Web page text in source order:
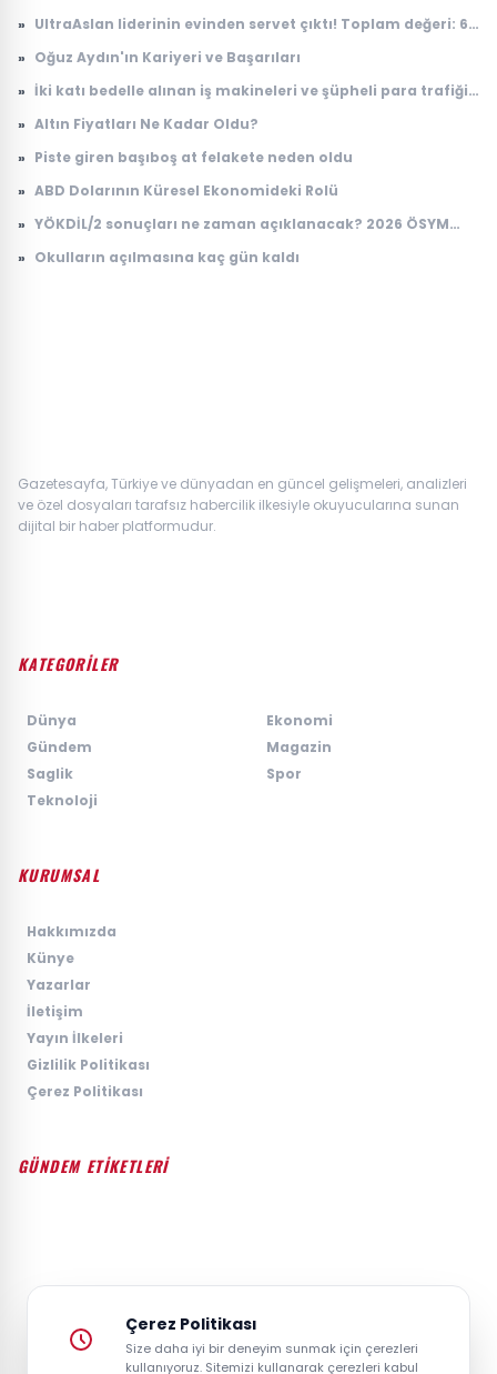
» UltraAslan liderinin evinden servet çıktı! Toplam değeri: 65
» Oğuz Aydın'ın Kariyeri ve Başarıları
» İki katı bedelle alınan iş makineleri ve şüpheli para trafiği
» Altın Fiyatları Ne Kadar Oldu?
» Piste giren başıboş at felakete neden oldu
» ABD Dolarının Küresel Ekonomideki Rolü
» YÖKDİL/2 sonuçları ne zaman açıklanacak? 2026 ÖSYM
» Okulların açılmasına kaç gün kaldı
Gazetesayfa, Türkiye ve dünyadan en güncel gelişmeleri, analizleri
ve özel dosyaları tarafsız habercilik ilkesiyle okuyucularına sunan
dijital bir haber platformudur.
KATEGORİLER
Dünya
Ekonomi
Gündem
Magazin
Saglik
Spor
Teknoloji
KURUMSAL
Hakkımızda
Künye
Yazarlar
İletişim
Yayın İlkeleri
Gizlilik Politikası
Çerez Politikası
GÜNDEM ETİKETLERİ
Çerez Politikası
Size daha iyi bir deneyim sunmak için çerezleri
kullanıyoruz. Sitemizi kullanarak çerezleri kabul